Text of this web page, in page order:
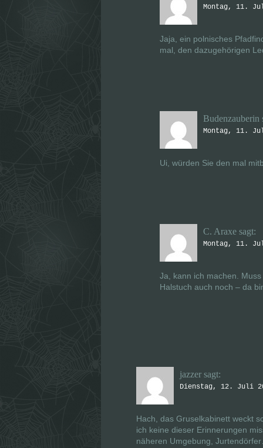
Montag, 11.
Jaja, ein polnisches
mal, den dazugehörigen
Budenzauberin
Montag, 11.
Ui, würden Sie den mal
C. Araxe sagt:
Montag, 11.
Ja, kann ich machen.
Halstuch auch noch – da
jazzer sagt:
Dienstag, 12. Juli
Hach, das Gruselkabinett weckt
ich keine dieser Erinnerungen
näheren Umgebung,